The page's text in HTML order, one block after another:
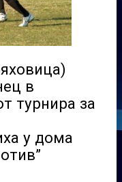
в
турнира за
у дома